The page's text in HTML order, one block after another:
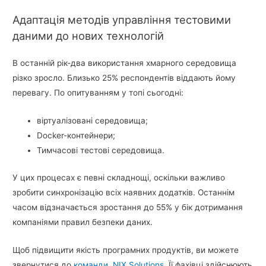
Адаптація методів управління тестовими
даними до нових технологій
В останній рік-два використання хмарного середовища
різко зросло. Близько 25% респондентів віддають йому
перевагу. По опитуванням у топі сьогодні:
віртуалізовані середовища;
Docker-контейнери;
Тимчасові тестові середовища.
У цих процесах є певні складнощі, оскільки важливо
зробити синхронізацію всіх наявних додатків. Останнім
часом відзначається зростання до 55% у бік дотримання
компаніями правил безпеки даних.
Щоб підвищити якість програмних продуктів, ви можете